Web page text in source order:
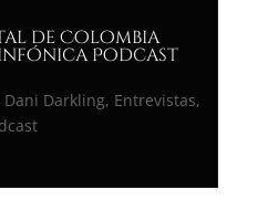
de Colombia
Podcast
Dani Darkling, Entrevistas,